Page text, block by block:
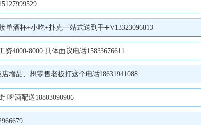
酒杯+小吃+扑克一站式送到手➕V13323096813
4000-8000.具体面议电话15833676611
增品、想零售老板打这个电话18631941088
啤酒配送18803090906